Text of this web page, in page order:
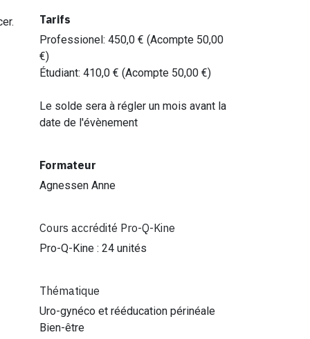
Tarifs
Professionel: 450,0 € (Acompte 50,00
€)
Étudiant: 410,0 € (Acompte 50,00 €)
Le solde sera à régler un mois avant la
date de l'évènement
Formateur
Agnessen Anne
Cours accrédité Pro-Q-Kine
Pro-Q-Kine : 24 unités
Thématique
Uro-gynéco et rééducation périnéale
Bien-être